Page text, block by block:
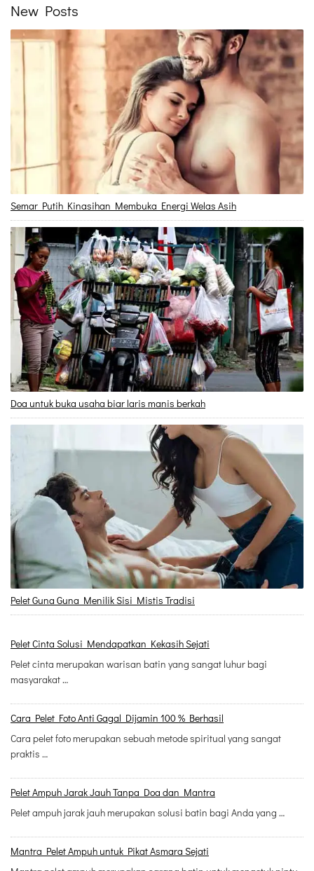
New Posts
Semar Putih Kinasihan Membuka Energi Welas Asih
Doa untuk buka usaha biar laris manis berkah
Pelet Guna Guna Menilik Sisi Mistis Tradisi
Pelet Cinta Solusi Mendapatkan Kekasih Sejati
Pelet cinta merupakan warisan batin yang sangat luhur bagi
masyarakat …
Cara Pelet Foto Anti Gagal Dijamin 100 % Berhasil
Cara pelet foto merupakan sebuah metode spiritual yang sangat
praktis …
Pelet Ampuh Jarak Jauh Tanpa Doa dan Mantra
Pelet ampuh jarak jauh merupakan solusi batin bagi Anda yang …
Mantra Pelet Ampuh untuk Pikat Asmara Sejati